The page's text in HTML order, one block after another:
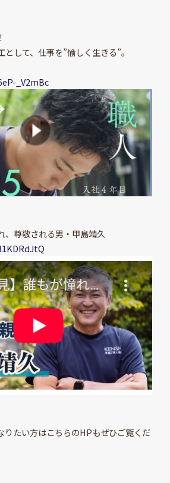
して、仕事を”愉しく生きる”。
_V2mBc
、尊敬される男・甲島靖久
りたい方はこちらのHPもぜひご覧くだ